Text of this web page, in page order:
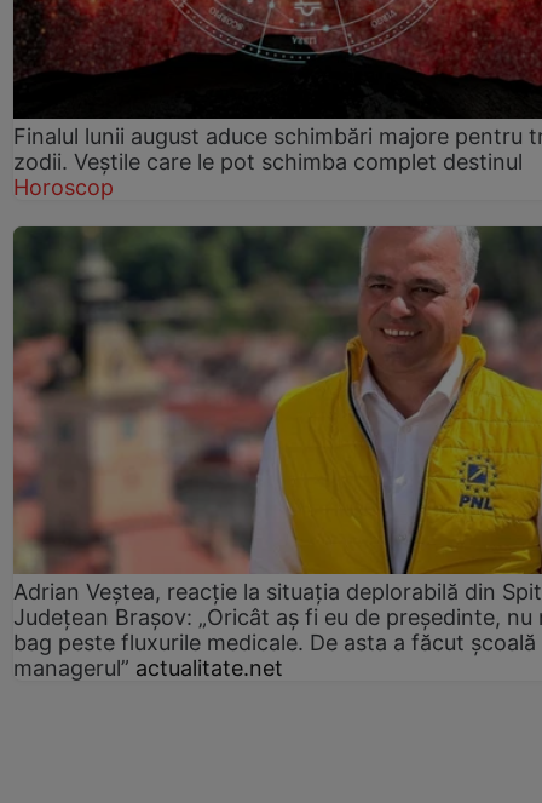
Finalul lunii august aduce schimbări majore pentru
zodii. Veștile care le pot schimba complet destinul
Horoscop
Adrian Veștea, reacție la situația deplorabilă din
Județean Brașov: „Oricât aș fi eu de președinte, nu
bag peste fluxurile medicale. De asta a făcut școală
managerul” actualitate.net